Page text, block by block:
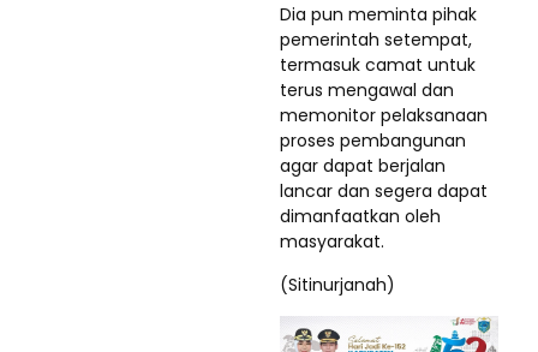
Dia pun meminta pihak
pemerintah setempat,
termasuk camat untuk
terus mengawal dan
memonitor pelaksanaan
proses pembangunan
agar dapat berjalan
lancar dan segera dapat
dimanfaatkan oleh
masyarakat.
(Sitinurjanah)